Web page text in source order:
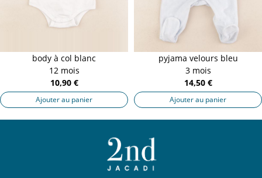
body à col blanc
12 mois
10,90 €
Ajouter au panier
pyjama velours bleu
3 mois
14,50 €
Ajouter au panier